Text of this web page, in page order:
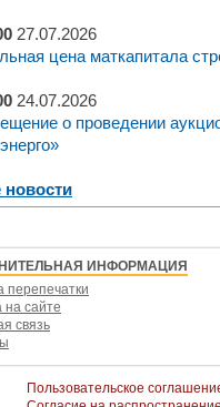
27.07.2026
цена маткапитала
24.07.2026
о проведении
новости
ИНФОРМАЦИЯ
перепечатки
на сайте
связь
Пользовательское